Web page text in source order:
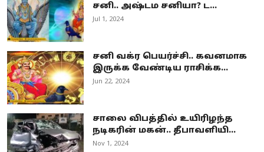
சனி.. அஷ்டம சனியா? ட...
Jul 1, 2024
சனி வக்ர பெயர்ச்சி.. கவனமாக
இருக்க வேண்டிய ராசிக்க...
Jun 22, 2024
சாலை விபத்தில் உயிரிழந்த
நடிகரின் மகன்.. தீபாவளியி...
Nov 1, 2024